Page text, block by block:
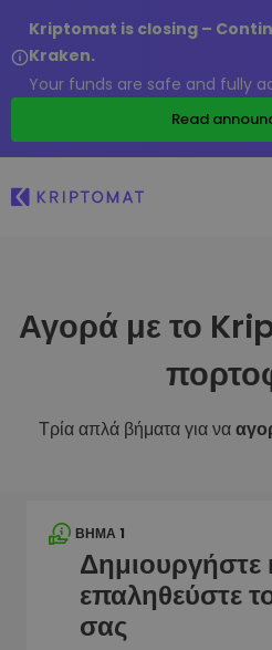
Kriptomat is closing –
Kraken.
Your funds are safe and fully
Read
Αγορά με το
Τρία απλά βήματα για να
ΒΉΜΑ 1
Δημιουργήστε
επαληθεύστε
σας